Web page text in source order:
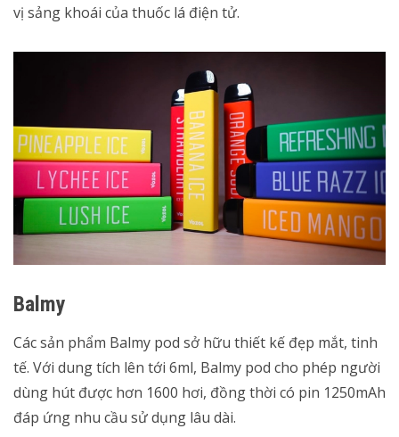
vị sảng khoái của thuốc lá điện tử.
Balmy
Các sản phẩm Balmy pod sở hữu thiết kế đẹp mắt, tinh
tế. Với dung tích lên tới 6ml, Balmy pod cho phép người
dùng hút được hơn 1600 hơi, đồng thời có pin 1250mAh
đáp ứng nhu cầu sử dụng lâu dài.